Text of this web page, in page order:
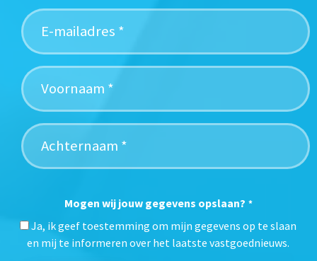
Mogen wij jouw gegevens opslaan? *
Ja, ik geef toestemming om mijn gegevens op te slaan
en mij te informeren over het laatste vastgoednieuws.